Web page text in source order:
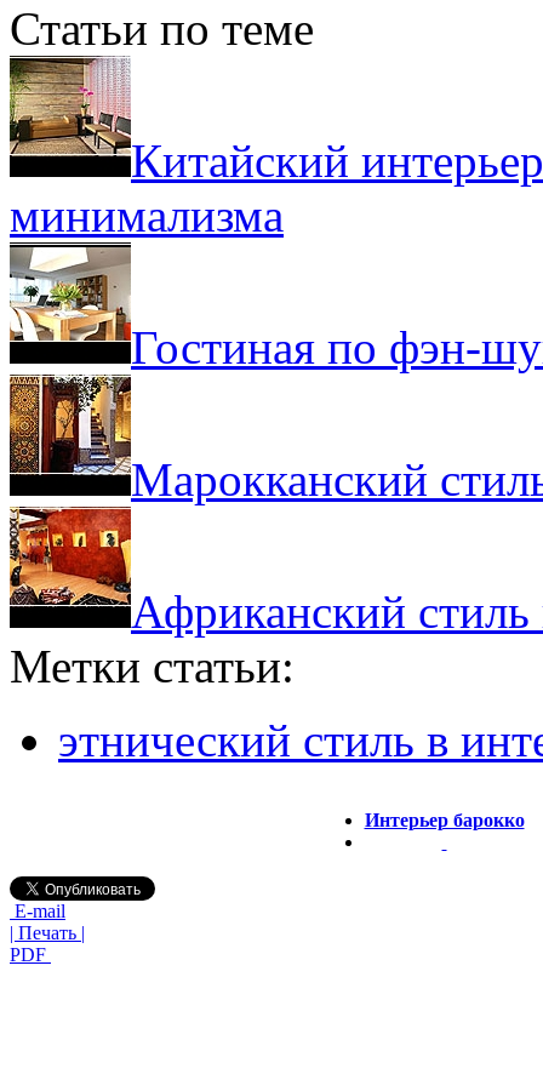
Статьи по теме
Китайский
минимализма
Гостиная по фэн-
Марокканский
Африканский стиль
Метки статьи:
этнический стиль в
Интерьер барокко
E-mail
| Печать |
PDF